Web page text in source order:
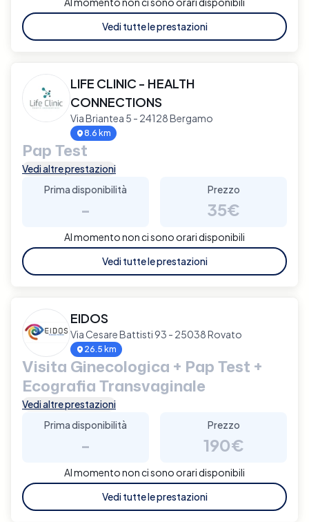
Vedi tutte le prestazioni
LIFE CLINIC - HEALTH
CONNECTIONS
Via Briantea 5 - 24128 Bergamo
8.6 km
Pap Test
Vedi altre prestazioni
Prima disponibilità
-
Prezzo
35€
Al momento non ci sono orari disponibili
Vedi tutte le prestazioni
EIDOS
Via Cesare Battisti 93 - 25038 Rovato
26.5 km
Visita Ginecologica + Pap Test +
Ecografia Transvaginale
Vedi altre prestazioni
Prima disponibilità
-
Prezzo
190€
Al momento non ci sono orari disponibili
Vedi tutte le prestazioni